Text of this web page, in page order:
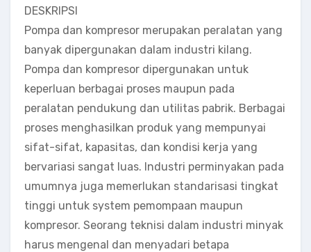
DESKRIPSI
Pompa dan kompresor merupakan peralatan yang
banyak dipergunakan dalam industri kilang.
Pompa dan kompresor dipergunakan untuk
keperluan berbagai proses maupun pada
peralatan pendukung dan utilitas pabrik. Berbagai
proses menghasilkan produk yang mempunyai
sifat-sifat, kapasitas, dan kondisi kerja yang
bervariasi sangat luas. Industri perminyakan pada
umumnya juga memerlukan standarisasi tingkat
tinggi untuk system pemompaan maupun
kompresor. Seorang teknisi dalam industri minyak
harus mengenal dan menyadari betapa